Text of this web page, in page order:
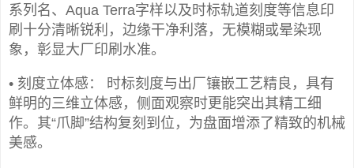
系列名、Aqua Terra字样以及时标轨道刻度等信息印
刷十分清晰锐利，边缘干净利落，无模糊或晕染现
象，彰显大厂印刷水准。
• 刻度立体感： 时标刻度与出厂镶嵌工艺精良，具有
鲜明的三维立体感，侧面观察时更能突出其精工细
作。其“爪脚”结构复刻到位，为盘面增添了精致的机械
美感。